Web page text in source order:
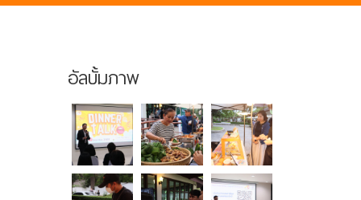
อัลบั้มภาพ